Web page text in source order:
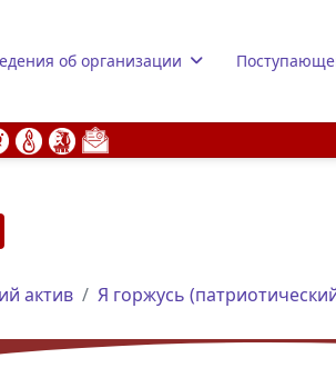
об организации
актив Я горжусь